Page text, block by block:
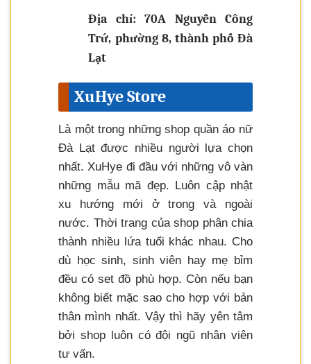
Địa chỉ: 70A Nguyễn Công
Trứ, phường 8, thành phố Đà
Lạt
XuHye Store
Là một trong những shop quần áo nữ
Đà Lạt được nhiều người lựa chọn
nhất. XuHye đi đầu với những vô vàn
những mẫu mã đẹp. Luôn cập nhật
xu hướng mới ở trong và ngoài
nước. Thời trang của shop phân chia
thành nhiều lứa tuổi khác nhau. Cho
dù học sinh, sinh viên hay mẹ bỉm
đều có set đồ phù hợp. Còn nếu bạn
không biết mặc sao cho hợp với bản
thân mình nhất. Vậy thì hãy yên tâm
bởi shop luôn có đội ngũ nhân viên
tư vấn.